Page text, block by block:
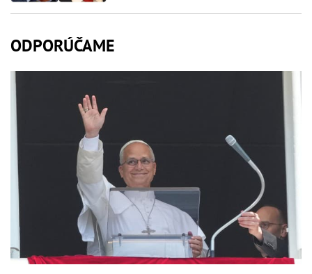
ODPORÚČAME